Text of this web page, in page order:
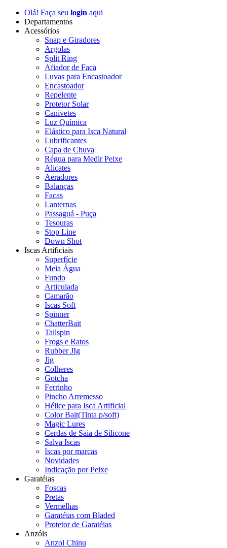
Olá! Faça seu login aqui
Departamentos
Acessórios
Snap e Giradores
Argolas
Split Ring
Afiador de Faca
Luvas para Encastoador
Encastoador
Repelente
Protetor Solar
Canivetes
Luz Química
Elástico para Isca Natural
Lubrificantes
Capa de Chuva
Régua para Medir Peixe
Alicates
Aeradores
Balanças
Facas
Lanternas
Passaguá - Puça
Tesouras
Stop Line
Down Shot
Iscas Artificiais
Superfície
Meia Água
Fundo
Articulada
Camarão
Iscas Soft
Spinner
ChatterBait
Tailspin
Frogs e Ratos
Rubber JIg
Jig
Colheres
Gotcha
Ferrinho
Pincho Arremesso
Hélice para Isca Artificial
Color Bait(Tinta p/soft)
Magic Lures
Cerdas de Saia de Silicone
Salva Iscas
Iscas por marcas
Novidades
Indicação por Peixe
Garatéias
Foscas
Pretas
Vermelhas
Garatéias com Bladed
Protetor de Garatéias
Anzóis
Anzol Chinu